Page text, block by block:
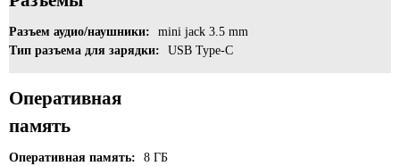
Разъем аудио/наушники:
mini jack 3.5 mm
Тип разъема для зарядки:
USB Type-C
Оперативная
память
Оперативная память:
8 ГБ